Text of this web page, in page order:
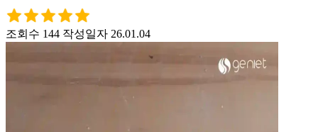
조회수 144 작성일자 26.01.04